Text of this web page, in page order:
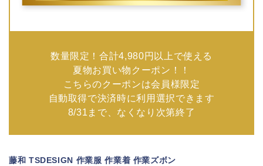
数量限定！合計4,980円以上で使える
夏物お買い物クーポン！！
こちらのクーポンは会員様限定
自動取得で決済時に利用選択できます
8/31まで、なくなり次第終了
藤和 TSDESIGN 作業服 作業着 作業ズボン